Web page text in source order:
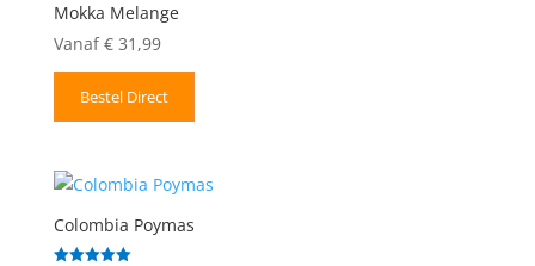
Mokka Melange
Vanaf €31,99
Bestel Direct
Colombia Poymas